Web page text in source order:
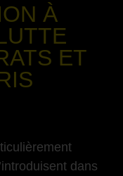
À
ET
dans